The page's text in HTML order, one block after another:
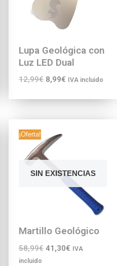
Lupa Geológica con
Luz LED Dual
12,99€ 8,99€ IVA incluido
SIN EXISTENCIAS
¡Oferta!
Martillo Geológico
58,99€ 41,30€ IVA
incluido